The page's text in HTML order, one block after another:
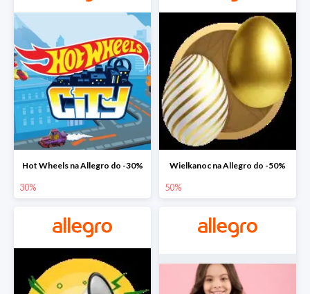
Hot Wheels na Allegro do -30%
30%
Wielkanoc na Allegro do -50%
50%